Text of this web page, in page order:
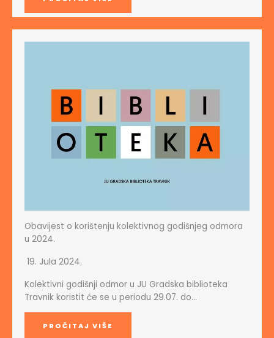
Obavijest o korištenju kolektivnog godišnjeg odmora
u 2024.
19. Jula 2024.
Kolektivni godišnji odmor u JU Gradska biblioteka
Travnik koristit će se u periodu 29.07. do…
PROČITAJ VIŠE